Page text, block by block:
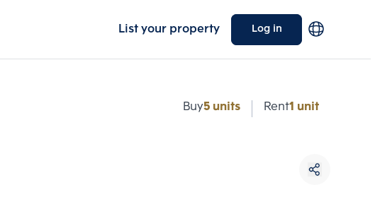
List your property Log in
Buy5 units Rent1 unit